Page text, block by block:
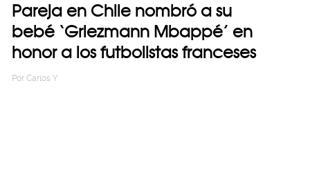
Pareja en Chile nombró a su
bebé ‘Griezmann Mbappé’ en
honor a los futbolistas franceses
Por Carlos Y